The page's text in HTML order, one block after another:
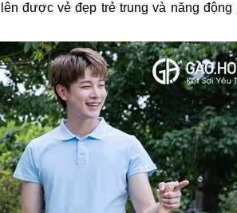
được vẻ đẹp trẻ trung và năng